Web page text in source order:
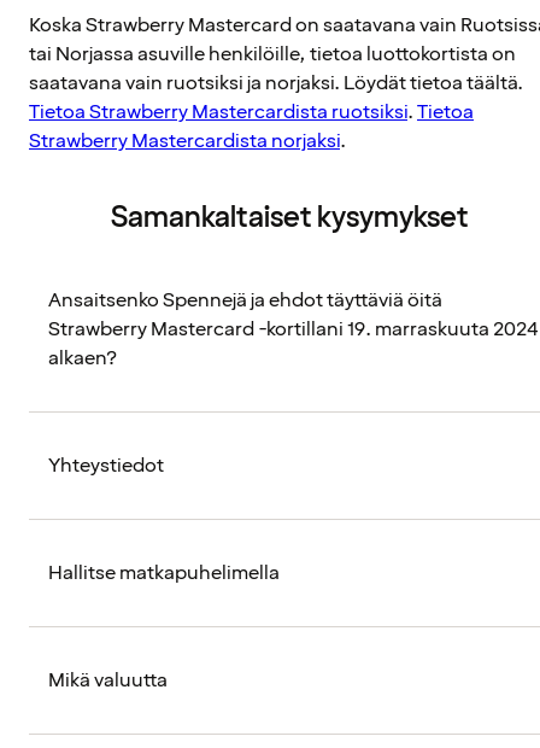
Koska Strawberry Mastercard on saatavana vain
tai Norjassa asuville henkilöille, tietoa luottokortista on
saatavana vain ruotsiksi ja norjaksi. Löydät tietoa täältä.
Tietoa Strawberry Mastercardista ruotsiksi.Tietoa
Strawberry Mastercardista norjaksi.
Samankaltaiset kysymykset
Ansaitsenko Spennejä ja ehdot täyttäviä öitä
Strawberry Mastercard -kortillani 19. marraskuuta 2024
alkaen?
Yhteystiedot
Hallitse matkapuhelimella
Mikä valuutta